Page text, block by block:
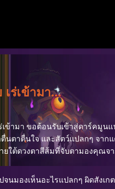
เร่เข้ามา...
ร่เข้ามา ขอต้อนรับเข้าสู่ดาร์คมู
นตาตื่นใจ และสัตว์แปลกๆ จา
ใต้ดวงตาสีส้มที่จับตามองคุณจ
มองเห็นอะไรแปลกๆ ผิดสังเก